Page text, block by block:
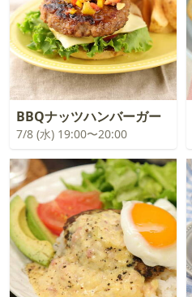
BBQナッツハンバーガー
7/8 (水) 19:00〜20:00